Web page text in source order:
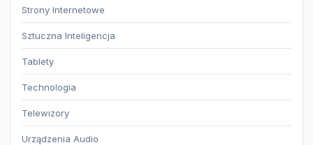
Strony Internetowe
Sztuczna Inteligencja
Tablety
Technologia
Telewizory
Urządzenia Audio